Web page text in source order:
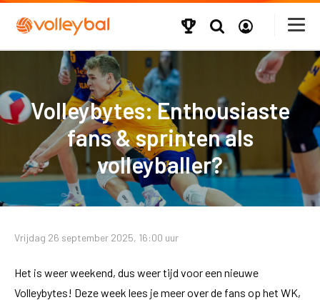
Volleybytes: Enthousiaste
fans & sprinten als
volleyballer?
Vrijdag 26 september 2025, 16:00 uur
Het is weer weekend, dus weer tijd voor een nieuwe
Volleybytes! Deze week lees je meer over de fans op het WK,